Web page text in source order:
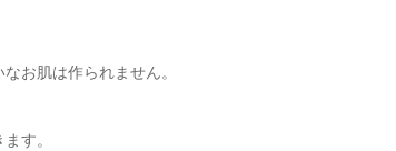
お肌は作られません。
す。